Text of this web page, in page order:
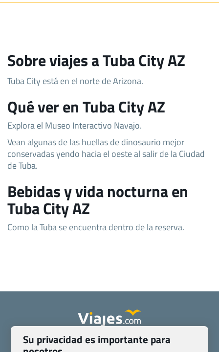
Sobre viajes a Tuba City AZ
Tuba City está en el norte de Arizona.
Qué ver en Tuba City AZ
Explora el Museo Interactivo Navajo.
Vean algunas de las huellas de dinosaurio mejor
conservadas yendo hacia el oeste al salir de la Ciudad
de Tuba.
Bebidas y vida nocturna en
Tuba City AZ
Como la Tuba se encuentra dentro de la reserva.
Quienes somos
Contacto
Su privacidad es importante para